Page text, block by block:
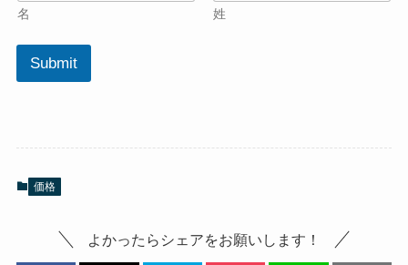
名 姓
Submit
価格
よかったらシェアをお願いします！